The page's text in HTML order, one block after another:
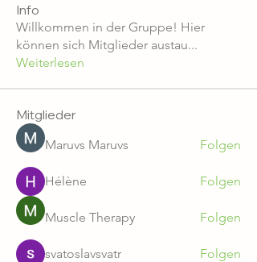
Info
Willkommen in der Gruppe! Hier
können sich Mitglieder austau...
Weiterlesen
Mitglieder
Maruvs Maruvs Folgen
Hélène Folgen
Muscle Therapy Folgen
svatoslavsvatr
Folgen